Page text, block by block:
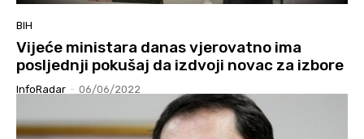
BIH
Vijeće ministara danas vjerovatno ima
posljednji pokušaj da izdvoji novac za izbore
InfoRadar - 06/06/2022